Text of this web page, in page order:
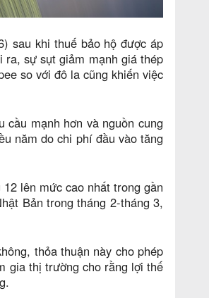
sau khi thuế bảo hộ được áp
ra, sự sụt giảm mạnh giá thép
so với đô la cũng khiến việc
mạnh hơn và nguồn cung
năm do chi phí đầu vào tăng
lên mức cao nhất trong gần
Bản trong tháng 2-tháng 3,
thỏa thuận này cho phép
gia thị trường cho rằng lợi thế